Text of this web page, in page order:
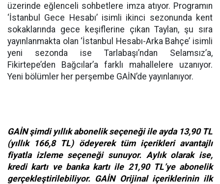
üzerinde eğlenceli sohbetlere imza atıyor. Programın
‘İstanbul Gece Hesabı’ isimli ikinci sezonunda kent
sokaklarında gece keşiflerine çıkan Taylan, şu sıra
yayınlanmakta olan ‘İstanbul Hesabı-Arka Bahçe’ isimli
yeni sezonda ise Tarlabaşı’ndan Selamsız’a,
Fikirtepe’den Bağcılar’a farklı mahallelere uzanıyor.
Yeni bölümler her perşembe GAİN’de yayınlanıyor.
GAİN şimdi yıllık abonelik seçeneği ile ayda 13,90 TL
(yıllık 166,8 TL) ödeyerek tüm içerikleri avantajlı
fiyatla izleme seçeneği sunuyor. Aylık olarak ise,
kredi kartı ve banka kartı ile 21,90 TL’ye abonelik
gerçekleştirilebiliyor. GAİN Orijinal içeriklerinin ilk